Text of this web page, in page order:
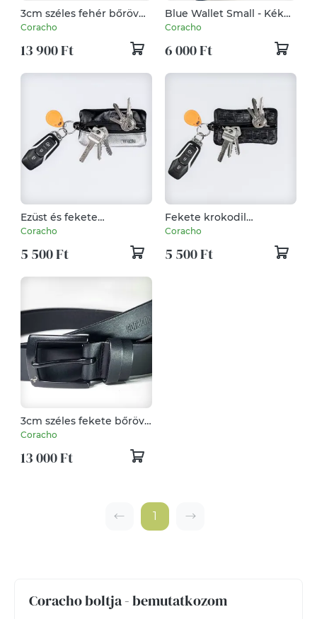
Coracho boltja - bemutatkozom
3cm széles fehér bőröv
olasz aranyozott réz
Coracho
13 900 Ft
Blue Wallet Small - Kék
perforált marhabőr
Coracho
6 000 Ft
Ezüst és fekete
kecskebőr kulcstartó
Coracho
5 500 Ft
Fekete krokodil
kulcstartó
Coracho
5 500 Ft
3cm széles fekete bőröv
mattfekete
csattal
Coracho
13 000 Ft
1